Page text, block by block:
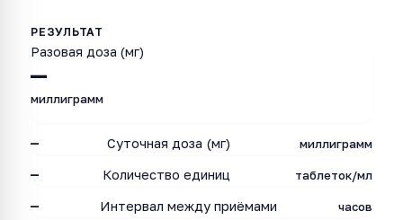
—
Разовая доза (мг)
миллиграмм
— Суточная доза (мг) миллиграмм
— Количество единиц таблеток/мл
— Интервал между приёмами часов